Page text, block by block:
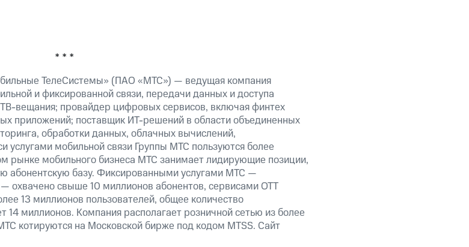
* * *
ТелеСистемы» (ПАО «МТС») — ведущая компания
и фиксированной связи, передачи данных и доступа
ТВ-вещания; провайдер цифровых сервисов, включая финтех
приложений; поставщик ИТ-решений в области объединенных
обработки данных, облачных вычислений,
услугами мобильной связи Группы МТС пользуются более
рынке мобильного бизнеса МТС занимает лидирующие позиции,
абонентскую базу. Фиксированными услугами МТС —
охвачено свыше 10 миллионов абонентов, сервисами OTT
13 миллионов пользователей, общее количество
миллионов. Компания располагает розничной сетью из более
котируются на Московской бирже под кодом MTSS. Сайт